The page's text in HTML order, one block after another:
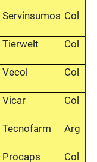
Servinsumos Col
Tierwelt Col
Vecol Col
Vicar Col
Tecnofarm Arg
Procaps Col